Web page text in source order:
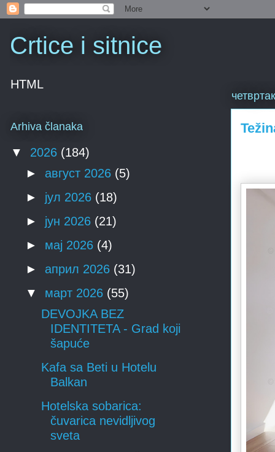
Crtice i sitnice
HTML
Arhiva članaka
▼ 2026 (184)
► август 2026 (5)
► јул 2026 (18)
► јун 2026 (21)
► мај 2026 (4)
► април 2026 (31)
▼ март 2026 (55)
DEVOJKA BEZ
IDENTITETA - Grad koji
šapuće
Kafa sa Beti u Hotelu
Balkan
Hotelska sobarica:
čuvarica nevidljivog
sveta